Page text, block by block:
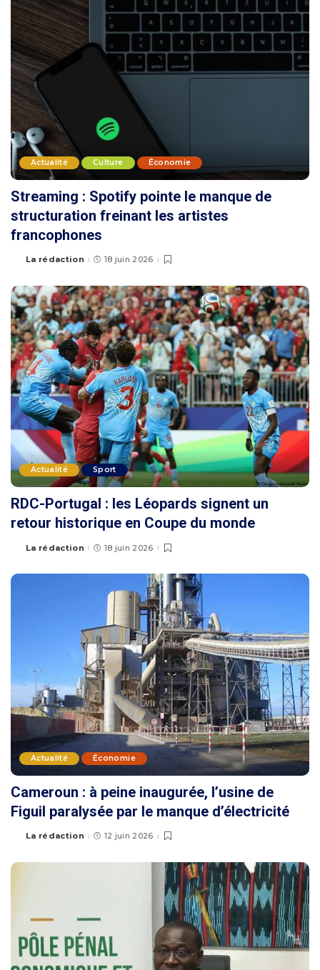
Actualité Culture Économie
Streaming : Spotify pointe le manque de
structuration freinant les artistes
francophones
La rédaction 18 juin 2026
Actualité Sport
RDC-Portugal : les Léopards signent un
retour historique en Coupe du monde
La rédaction 18 juin 2026
Actualité Économie
Cameroun : à peine inaugurée, l’usine de
Figuil paralysée par le manque d’électricité
La rédaction 12 juin 2026